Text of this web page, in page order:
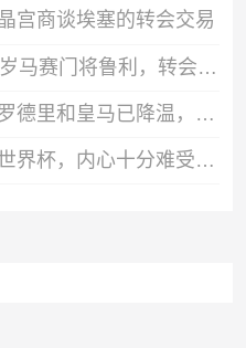
宫商谈埃塞的转会交易
队报：曼城即将签下34岁马赛门将鲁利，转会费350万欧元
要下树了？科贝电台：罗德里和皇马已降温，巴萨和他达成个人协议
卡拉菲奥里：没怎么看世界杯，内心十分难受，我会把情绪化为动力